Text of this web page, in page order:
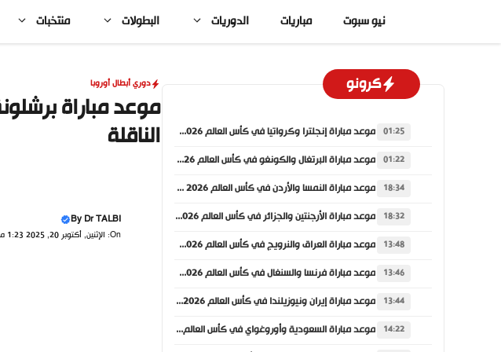
المحتوى
نيو سبوت مباريات الدوريات البطولات منتخبات
دوري أبطال أوروبا
الناقلة
ByDr TALBI
On: الإثنين, أكتوبر 20, 2025 1:23 مساءً
كرونو
01:25 موعد مباراة إنجلترا وكرواتيا في كأس العالم 2026 والقنوات الناقلة
01:22 موعد مباراة البرتغال والكونغو في كأس العالم 2026 والقنوات الناقلة
18:34 موعد مباراة النمسا والأردن في كأس العالم 2026 والقنوات الناقلة
18:32 موعد مباراة الأرجنتين والجزائر في كأس العالم 2026 والقنوات الناقلة
13:48 موعد مباراة العراق والنرويج في كأس العالم 2026 والقنوات الناقلة
13:46 موعد مباراة فرنسا والسنغال في كأس العالم 2026 والقنوات الناقلة
13:44 موعد مباراة إيران ونيوزيلندا في كأس العالم 2026 والقنوات الناقلة
14:22 موعد مباراة السعودية وأوروغواي في كأس العالم 2026 والقنوات الناقلة